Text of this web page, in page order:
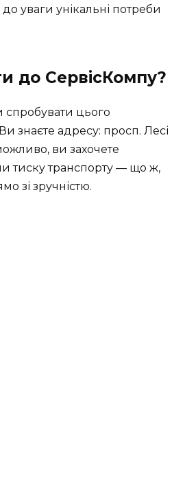
до уваги унікальні потреби
до СервісКомпу?
цього
Ви знаєте адресу: просп. Лесі
ви захочете
тиску транспорту — що ж,
зі зручністю.